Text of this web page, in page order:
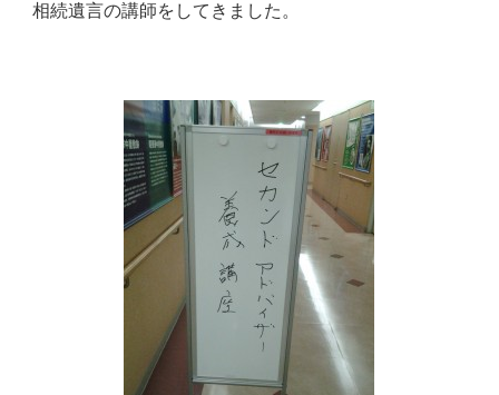
相続遺言の講師をしてきました。